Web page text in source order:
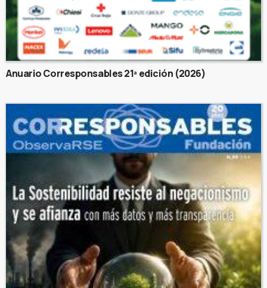
Anuario Corresponsables 21ª edición (2026)